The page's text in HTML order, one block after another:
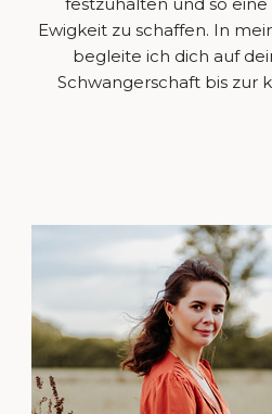
Ewigkeit zu schaffen. In
begleite ich dich auf
Schwangerschaft bis zur